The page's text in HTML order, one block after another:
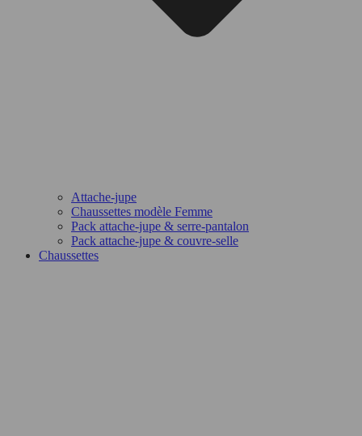
Attache-jupe
Chaussettes modèle Femme
Pack attache-jupe & serre-pantalon
Pack attache-jupe & couvre-selle
Chaussettes